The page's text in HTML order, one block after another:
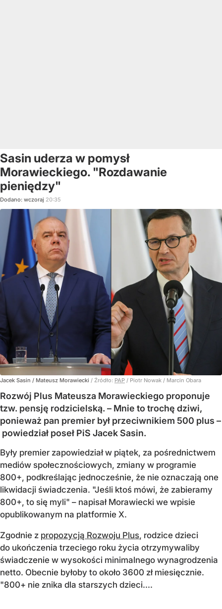
Sasin uderza w pomysł
Morawieckiego. "Rozdawanie
pieniędzy"
Dodano: wczoraj 20:35
Jacek Sasin / Mateusz Morawiecki / Źródło: PAP / Piotr Nowak / Marcin Obara
Rozwój Plus Mateusza Morawieckiego proponuje
tzw. pensję rodzicielską. – Mnie to trochę dziwi,
ponieważ pan premier był przeciwnikiem 500 plus –
powiedział poseł PiS Jacek Sasin.
Były premier zapowiedział w piątek, za pośrednictwem
mediów społecznościowych, zmiany w programie
800+, podkreślając jednocześnie, że nie oznaczają one
likwidacji świadczenia. "Jeśli ktoś mówi, że zabieramy
800+, to się myli" – napisał Morawiecki we wpisie
opublikowanym na platformie X.
Zgodnie z propozycją Rozwoju Plus, rodzice dzieci
do ukończenia trzeciego roku życia otrzymywaliby
świadczenie w wysokości minimalnego wynagrodzenia
netto. Obecnie byłoby to około 3600 zł miesięcznie.
"800+ nie znika dla starszych dzieci....